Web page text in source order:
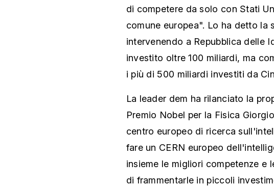
di competere da solo con Stati
comune europea". Lo ha detto la
intervenendo a Repubblica delle
investito oltre 100 miliardi, ma
i più di 500 miliardi investiti da
La leader dem ha rilanciato la
Premio Nobel per la Fisica
centro europeo di ricerca
fare un CERN europeo
insieme le migliori competenze e
di frammentarle in piccoli